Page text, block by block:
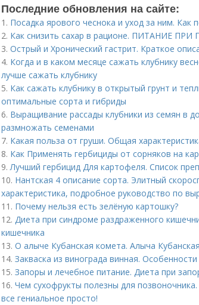
Последние обновления на сайте:
1. Посадка ярового чеснока и уход за ним. Как
2. Как снизить сахар в рационе. ПИТАНИЕ
3. Острый и Хронический гастрит. Краткое
4. Когда и в каком месяце сажать клубнику
лучше сажать клубнику
5. Как сажать клубнику в открытый грунт и
оптимальные сорта и гибриды
6. Выращивание рассады клубники из семян в
размножать семенами
7. Какая польза от груши. Общая
8. Как Применять гербициды от сорняков на
9.Лучший гербицид Для картофеля. Список
10. Нантская 4 описание сорта. Элитный
характеристика, подробное руководство по
11. Почему нельзя есть зелёную картошку?
12. Диета при синдроме раздраженного
кишечника
13. О алыче Кубанская комета. Алыча
14. Закваска из винограда винная.
15. Запоры и лечебное питание. Диета при
16. Чем сухофрукты полезны для
все гениальное просто!